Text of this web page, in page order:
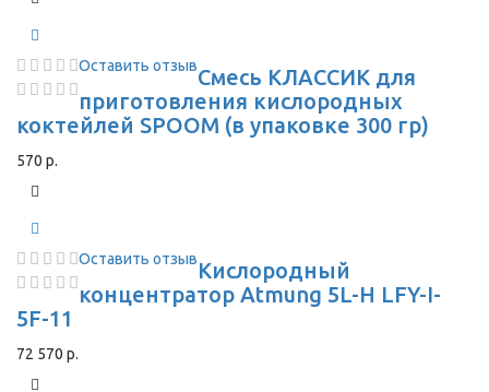
Оставить отзывСмесь КЛАССИК для
приготовления кислородных
коктейлей SPOOM (в упаковке 300 гр)
570 р.
Оставить отзывКислородный
концентратор Atmung 5L-H LFY-I-
5F-11
72 570 р.